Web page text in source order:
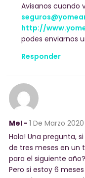
Avisanos cuando
http://
podes enviarnos
Responder
Mel - 1 De Marzo 2020
Hola! Una pregunta,
de tres meses en un
para el siguiente
Pero si estoy 6